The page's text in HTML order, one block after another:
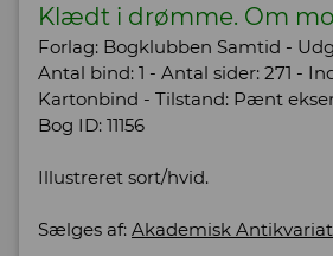
Klædt i drømme. Om
Forlag: Bogklubben Samtid -
Antal bind: 1 - Antal sider: 271 -
Kartonbind - Tilstand: Pænt
Bog ID: 11156
Illustreret sort/hvid.
Sælges af: Akademisk Antikvariat